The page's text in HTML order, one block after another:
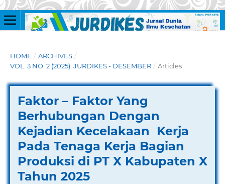
HOME / ARCHIVES /
VOL. 3 NO. 2 (2025): JURDIKES - DESEMBER / Articles
Faktor – Faktor Yang
Berhubungan Dengan
Kejadian Kecelakaan Kerja
Pada Tenaga Kerja Bagian
Produksi di PT X Kabupaten X
Tahun 2025